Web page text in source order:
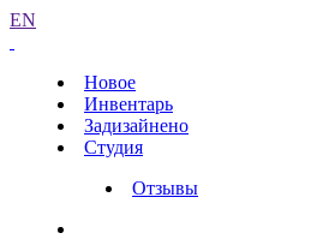
EN
Новое
Инвентарь
Задизайнено
Студия
Отзывы